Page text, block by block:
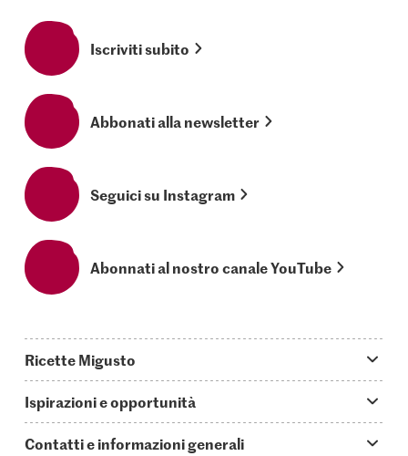
Iscriviti subito
Abbonati alla newsletter
Seguici su Instagram
Abonnati al nostro canale YouTube
Ricette Migusto
Oggi cucino
Ispirazioni e opportunità
Contatti e informazioni generali